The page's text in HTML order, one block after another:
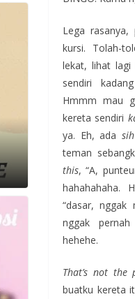
Lega
kursi. Tolah-
lekat, lihat lagi
sendiri
Hmmm mau
kereta sendiri
ya. Eh, adasih
teman
this, “A,
hahahahaha.
“dasar, nggak
nggak
hehehe.
That’s not the
buatku kereta